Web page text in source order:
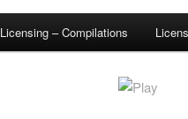
Licensing – Compilations